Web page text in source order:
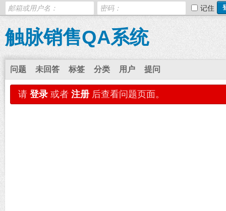
记住
触脉销售QA系统
问题 未回答 标签 分类 用户 提问
请 登录 或者 注册 后查看问题页面。